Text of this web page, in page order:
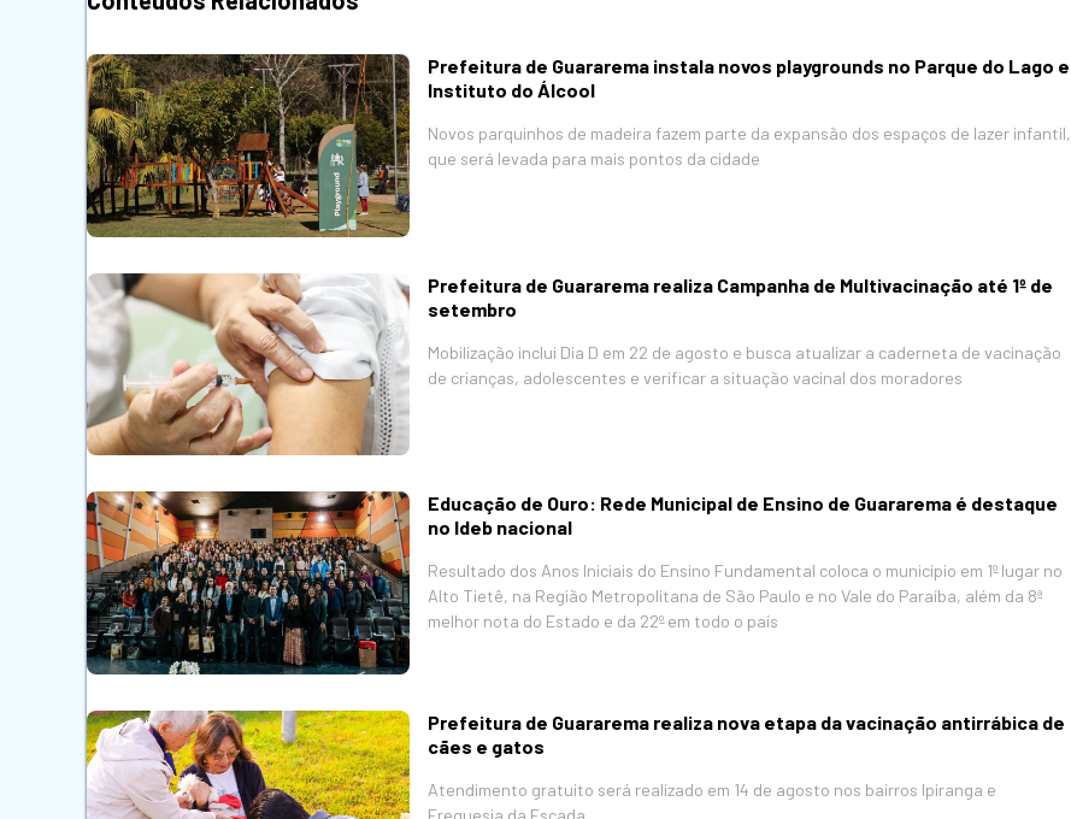
Prefeitura de Guararema instala novos playgrounds no Parque do Lago e
Instituto do Álcool
Novos parquinhos de madeira fazem parte da expansão dos espaços de lazer infantil,
que será levada para mais pontos da cidade
Prefeitura de Guararema realiza Campanha de Multivacinação até 1º de
setembro
Mobilização inclui Dia D em 22 de agosto e busca atualizar a caderneta de vacinação
de crianças, adolescentes e verificar a situação vacinal dos moradores
Educação de Ouro: Rede Municipal de Ensino de Guararema é destaque
no Ideb nacional
Resultado dos Anos Iniciais do Ensino Fundamental coloca o município em 1º lugar no
Alto Tietê, na Região Metropolitana de São Paulo e no Vale do Paraíba, além da 8ª
melhor nota do Estado e da 22º em todo o país
Prefeitura de Guararema realiza nova etapa da vacinação antirrábica de
cães e gatos
Atendimento gratuito será realizado em 14 de agosto nos bairros Ipiranga e